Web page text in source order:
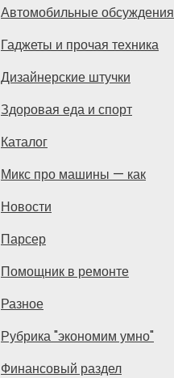
Автомобильные обсуждения
Гаджеты и прочая техника
Дизайнерские штучки
Здоровая еда и спорт
Каталог
Микс про машины — как
Новости
Парсер
Помощник в ремонте
Разное
Рубрика "экономим умно"
Финансовый раздел